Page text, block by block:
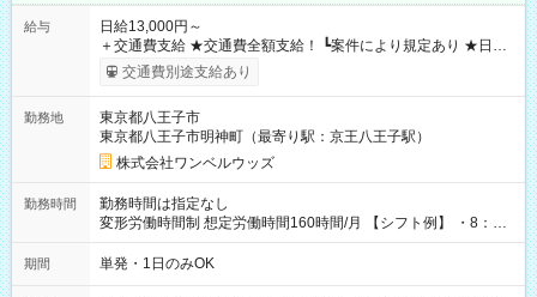
給与
日給13,000円～
＋交通費支給 ★交通費全額支給！ ┗案件により規定あり ★日払
いOK！（規定あり） ┗働いたその日に現金GET♪ お仕事後はコ
ンビニATMから 日払い分を引き落とせます！ 【試用期間】試
交通費別途支給あり
勤務地
東京都八王子市
東京都八王子市明神町（最寄り駅：京王八王子駅）
株式会社ワンベルウッズ
勤務時間
勤務時間は指定なし
変形労働時間制 想定労働時間160時間/月 【シフト例】 ・8：00
～21：00
期間 単発・1日のみOK